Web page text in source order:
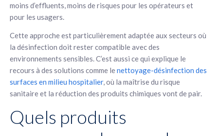
moins d’effluents, moins de risques pour les opérateurs et
pour les usagers.
Cette approche est particulièrement adaptée aux secteurs où
la désinfection doit rester compatible avec des
environnements sensibles. C’est aussi ce qui explique le
recours à des solutions comme lenettoyage-désinfection des
surfaces en milieu hospitalier, où la maîtrise du risque
sanitaire et la réduction des produits chimiques vont de pair.
Quels produits